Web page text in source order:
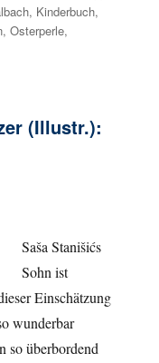
, Kinderbuch,
,Osterperle,
(Illustr.):
Saša Stanišićs
Sohn ist
Einschätzung
wunderbar
so überbordend